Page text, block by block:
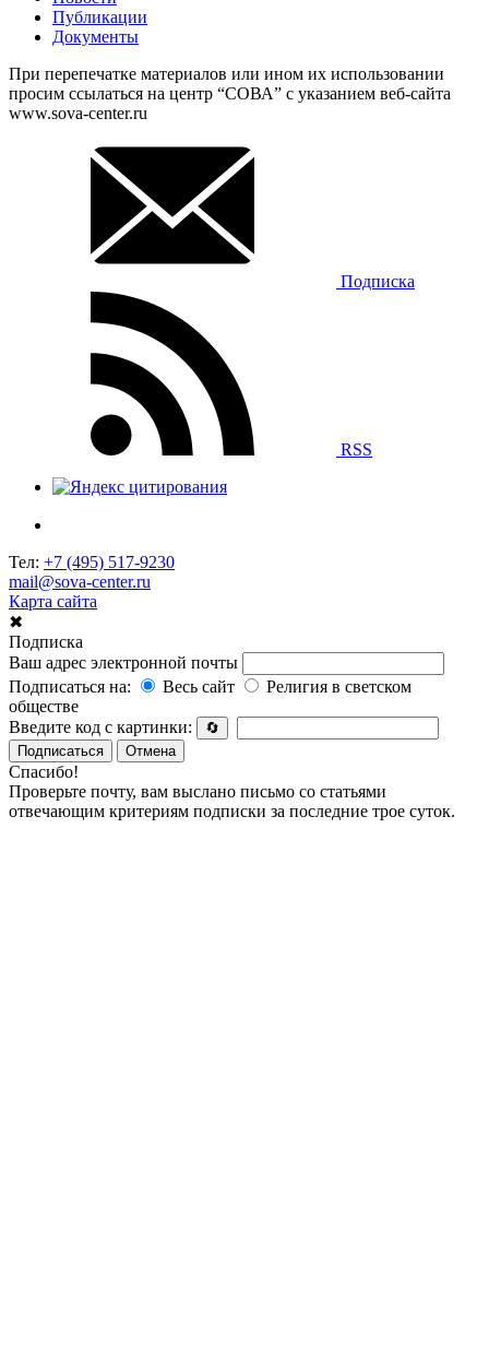
Публикации
Документы
При перепечатке материалов или ином их использовании
просим ссылаться на центр “СОВА” с указанием веб-сайта
www.sova-center.ru
Подписка
RSS
Тел: +7 (495) 517-9230
mail@sova-center.ru
Карта сайта
✖
Подписка
Ваш адрес электронной почты
Подписаться на:
Весь сайт
Религия в светском
обществе
Введите код с картинки:
🔄
Подписаться
Отмена
Спасибо!
Проверьте почту, вам выслано письмо со статьями
отвечающим критериям подписки за последние трое суток.